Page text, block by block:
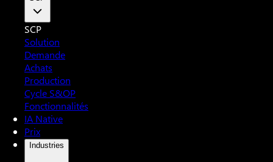
SCP
Solution
Demande
Achats
Production
Cycle S&OP
Fonctionnalités
IA Native
Prix
Industries